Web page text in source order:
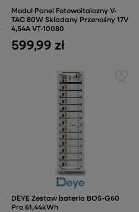
Moduł Panel Fotowoltaiczny V-
TAC 80W Składany Przenośny 17V
4,54A VT-10080
599,99 zł
DEYE Zestaw bateria BOS-G60
Pro 61,44kWh